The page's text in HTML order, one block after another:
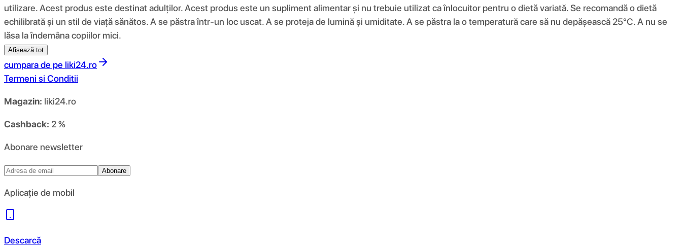
utilizare. Acest produs este destinat adulților. Acest produs este un supliment alimentar și nu trebuie utilizat ca înlocuitor pentru o dietă variată. Se recomandă o dietă
echilibrată și un stil de viață sănătos. A se păstra într-un loc uscat. A se proteja de lumină și umiditate. A se păstra la o temperatură care să nu depășească 25°C. A nu se
lăsa la îndemâna copiilor mici.
Afișează tot
cumpara de pe liki24.ro
Termeni si Conditii
Magazin: liki24.ro
Cashback: 2 %
Abonare newsletter
Abonare
Aplicație de mobil
Descarcă